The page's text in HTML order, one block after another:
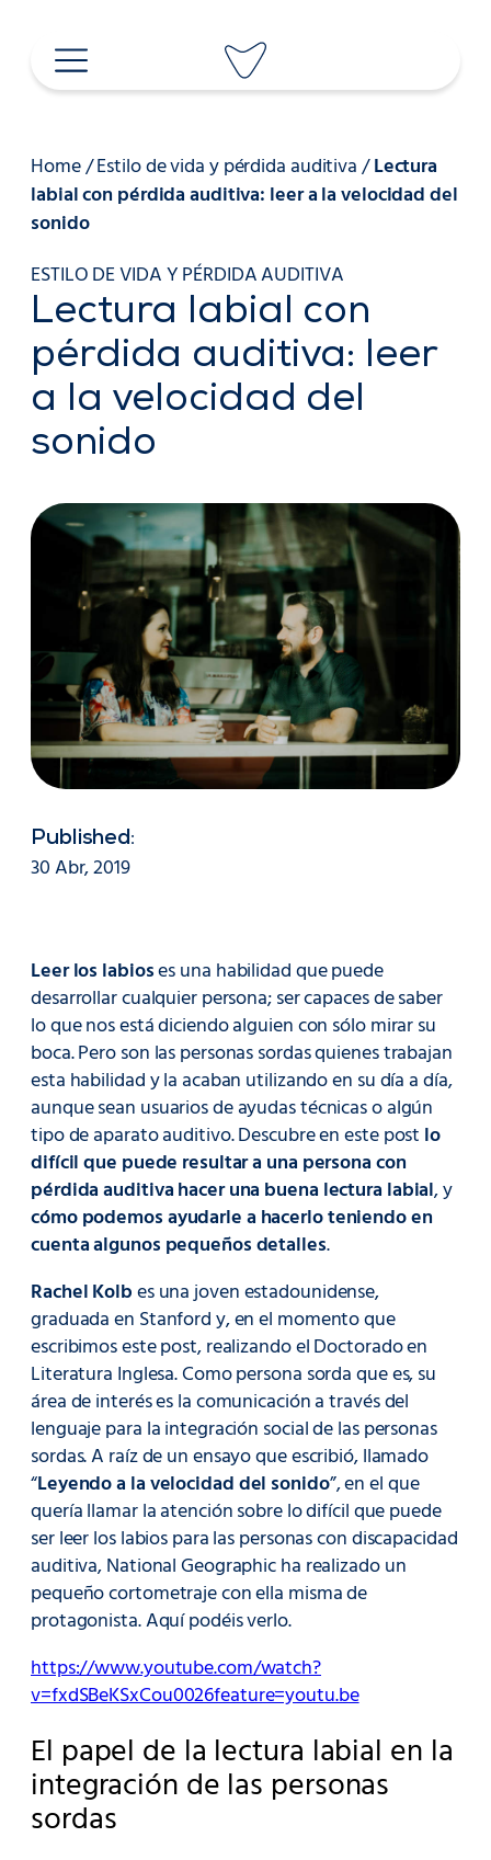
contenido
Home/Estilo de vida y pérdida auditiva/Lectura
labial con pérdida auditiva: leer a la velocidad del
sonido
ESTILO DE VIDA Y PÉRDIDA AUDITIVA
Lectura labial con
pérdida auditiva: leer
a la velocidad del
sonido
Published:
30 Abr, 2019
Leer los labioses una habilidad que puede
desarrollar cualquier persona; ser capaces de saber
lo que nos está diciendo alguien con sólo mirar su
boca. Pero son las personas sordas quienes trabajan
esta habilidad y la acaban utilizando en su día a día,
aunque sean usuarios de ayudas técnicas o algún
tipo de aparato auditivo. Descubre en este post lo
difícil que puede resultar a una persona con
pérdida auditiva hacer una buena lectura labial, y
cómo podemos ayudarle a hacerlo teniendo en
cuenta algunos pequeños detalles.
Rachel Kolbes una joven estadounidense,
graduada en Stanford y, en el momento que
escribimos este post, realizando el Doctorado en
Literatura Inglesa. Como persona sorda que es, su
área de interés es la comunicación a través del
lenguaje para la integración social de las personas
sordas. A raíz de un ensayo que escribió, llamado
“Leyendo a la velocidad del sonido”, en el que
quería llamar la atención sobre lo difícil que puede
ser leer los labios para las personas con discapacidad
auditiva, National Geographic ha realizado un
pequeño cortometraje con ella misma de
protagonista. Aquí podéis verlo.
https://www.youtube.com/watch?
v=fxdSBeKSxCou0026feature=youtu.be
El papel de la lectura labial en la
integración de las personas
sordas